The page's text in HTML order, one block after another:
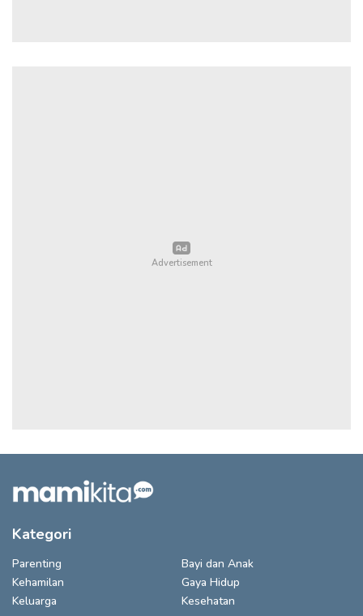
Kategori
Parenting
Bayi dan Anak
Kehamilan
Gaya Hidup
Keluarga
Kesehatan